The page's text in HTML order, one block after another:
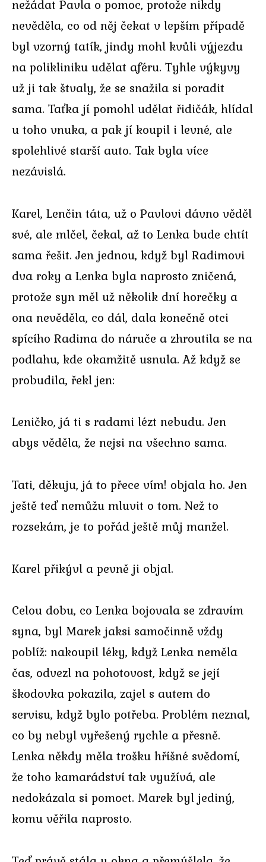
nežádat Pavla o pomoc, protože nikdy
nevěděla, co od něj čekat v lepším případě
byl vzorný tatík, jindy mohl kvůli výjezdu
na polikliniku udělat aféru. Tyhle výkyvy
už ji tak štvaly, že se snažila si poradit
sama. Taťka jí pomohl udělat řidičák, hlídal
u toho vnuka, a pak jí koupil i levné, ale
spolehlivé starší auto. Tak byla více
nezávislá.
Karel, Lenčin táta, už o Pavlovi dávno věděl
své, ale mlčel, čekal, až to Lenka bude chtít
sama řešit. Jen jednou, když byl Radimovi
dva roky a Lenka byla naprosto zničená,
protože syn měl už několik dní horečky a
ona nevěděla, co dál, dala konečně otci
spícího Radima do náruče a zhroutila se na
podlahu, kde okamžitě usnula. Až když se
probudila, řekl jen:
Leničko, já ti s radami lézt nebudu. Jen
abys věděla, že nejsi na všechno sama.
Tati, děkuju, já to přece vím! objala ho. Jen
ještě teď nemůžu mluvit o tom. Než to
rozsekám, je to pořád ještě můj manžel.
Karel přikývl a pevně ji objal.
Celou dobu, co Lenka bojovala se zdravím
syna, byl Marek jaksi samočinně vždy
poblíž: nakoupil léky, když Lenka neměla
čas, odvezl na pohotovost, když se její
škodovka pokazila, zajel s autem do
servisu, když bylo potřeba. Problém neznal,
co by nebyl vyřešený rychle a přesně.
Lenka někdy měla trošku hříšné svědomí,
že toho kamarádství tak využívá, ale
nedokázala si pomoct. Marek byl jediný,
komu věřila naprosto.